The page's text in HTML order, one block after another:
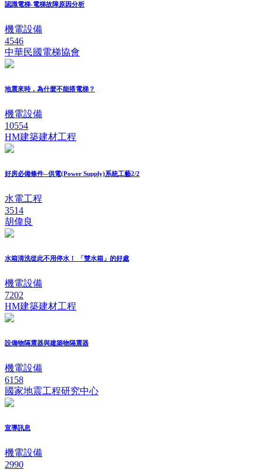
認識電梯-電梯故障原因分析
機電設備
4546
中華民國電梯協會
地震來時，為什麼不能搭電梯？
機電設備
10554
HM建築建材工程
好房必備條件--供電(Power Supply)系統工藝2/2
水電工程
3514
胡偉良
水箱清洗從此不用停水！ 「雙水箱」的好處
機電設備
7202
HM建築建材工程
設備物隔震器與建築物隔震器
機電設備
6158
國家地震工程研究中心
宣導訊息
機電設備
2990